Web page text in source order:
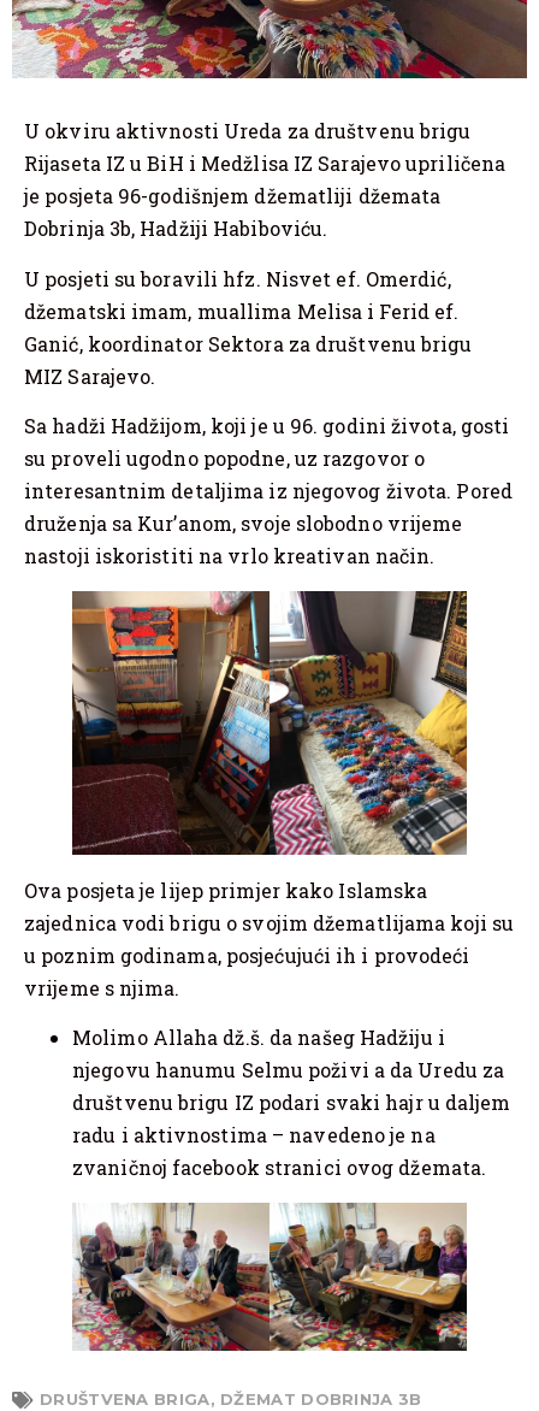
U okviru aktivnosti Ureda za društvenu brigu
Rijaseta IZ u BiH i Medžlisa IZ Sarajevo upriličena
je posjeta 96-godišnjem džematliji džemata
Dobrinja 3b, Hadžiji Habiboviću.
U posjeti su boravili hfz. Nisvet ef. Omerdić,
džematski imam, muallima Melisa i Ferid ef.
Ganić, koordinator Sektora za društvenu brigu
MIZ Sarajevo.
Sa hadži Hadžijom, koji je u 96. godini života, gosti
su proveli ugodno popodne, uz razgovor o
interesantnim detaljima iz njegovog života. Pored
druženja sa Kur’anom, svoje slobodno vrijeme
nastoji iskoristiti na vrlo kreativan način.
Ova posjeta je lijep primjer kako Islamska
zajednica vodi brigu o svojim džematlijama koji su
u poznim godinama, posjećujući ih i provodeći
vrijeme s njima.
Molimo Allaha dž.š. da našeg Hadžiju i
njegovu hanumu Selmu poživi a da Uredu za
društvenu brigu IZ podari svaki hajr u daljem
radu i aktivnostima – navedeno je na
zvaničnoj facebook stranici ovog džemata.
DRUŠTVENA BRIGA, DŽEMAT DOBRINJA 3B